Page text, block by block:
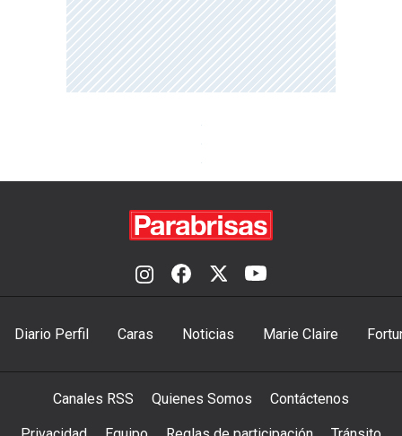
Diario Perfil Caras Noticias Marie Claire
Canales RSS Quienes Somos Contáctenos